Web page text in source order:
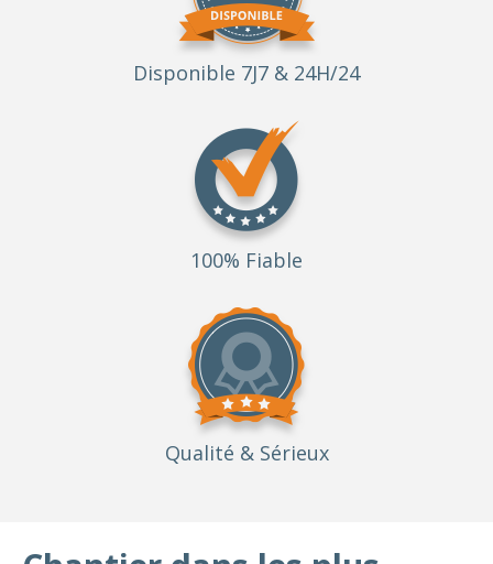
Disponible 7J7 & 24H/24
100% Fiable
Qualité & Sérieux